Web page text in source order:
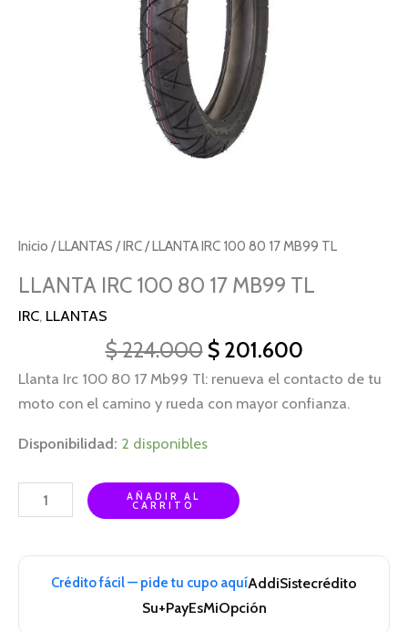
Inicio /LLANTAS /IRC/ LLANTA IRC 100 80 17 MB99 TL
LLANTA IRC 100 80 17 MB99 TL
IRC, LLANTAS
$224.000 $201.600
Llanta Irc 100 80 17 Mb99 Tl: renueva el contacto de tu
moto con el camino y rueda con mayor confianza.
Disponibilidad: 2 disponibles
AÑADIR AL
CARRITO
Crédito fácil — pide tu cupo aquíAddiSistecrédito
Su+PayEsMiOpción